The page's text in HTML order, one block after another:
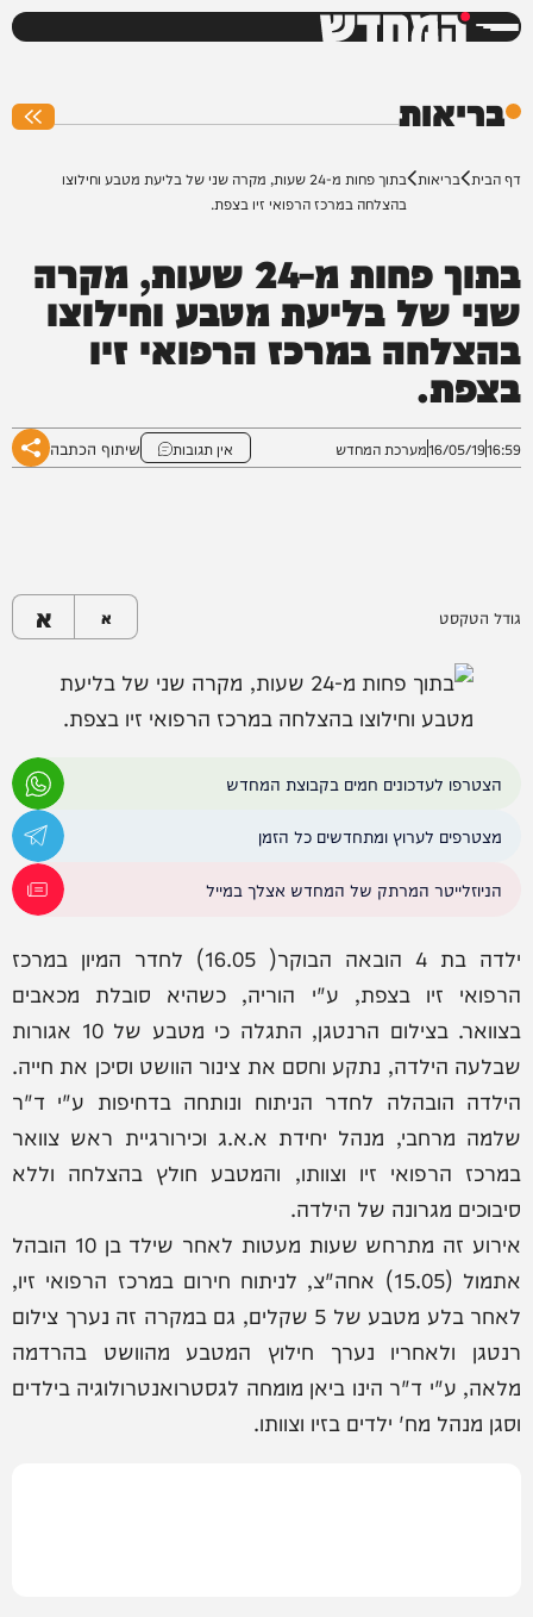
המחדש
בריאות
דף הבית בריאות
בתוך פחות מ-24 שעות, מקרה שני של בליעת מטבע וחילוצו
בהצלחה במרכז הרפואי זיו בצפת.
בתוך פחות מ-24 שעות, מקרה
שני של בליעת מטבע וחילוצו
בהצלחה במרכז הרפואי זיו
בצפת.
16:59
16/05/19מערכת המחדש אין תגובות שיתוף הכתבה
גודל הטקסט א א
הצטרפו לעדכונים חמים בקבוצת המחדש
מצטרפים לערוץ ומתחדשים כל הזמן
הניוזלייטר המרתק של המחדש אצלך במייל
ילדה בת 4 הובאה הבוקר( 16.05) לחדר המיון במרכז
הרפואי זיו בצפת, ע"י הוריה, כשהיא סובלת מכאבים
בצוואר. בצילום הרנטגן, התגלה כי מטבע של 10 אגורות
שבלעה הילדה, נתקע וחסם את צינור הוושט וסיכן את חייה.
הילדה הובהלה לחדר הניתוח ונותחה בדחיפות ע"י ד"ר
שלמה מרחבי, מנהל יחידת א.א.ג וכירורגיית ראש צוואר
במרכז הרפואי זיו וצוותו, והמטבע חולץ בהצלחה וללא
סיבוכים מגרונה של הילדה.
אירוע זה מתרחש שעות מעטות לאחר שילד בן 10 הובהל
אתמול (15.05) אחה"צ, לניתוח חירום במרכז הרפואי זיו,
לאחר בלע מטבע של 5 שקלים, גם במקרה זה נערך צילום
רנטגן ולאחריו נערך חילוץ המטבע מהוושט בהרדמה
מלאה, ע"י ד"ר הינו ביאן מומחה לגסטרואנטרולוגיה בילדים
וסגן מנהל מח' ילדים בזיו וצוותו.